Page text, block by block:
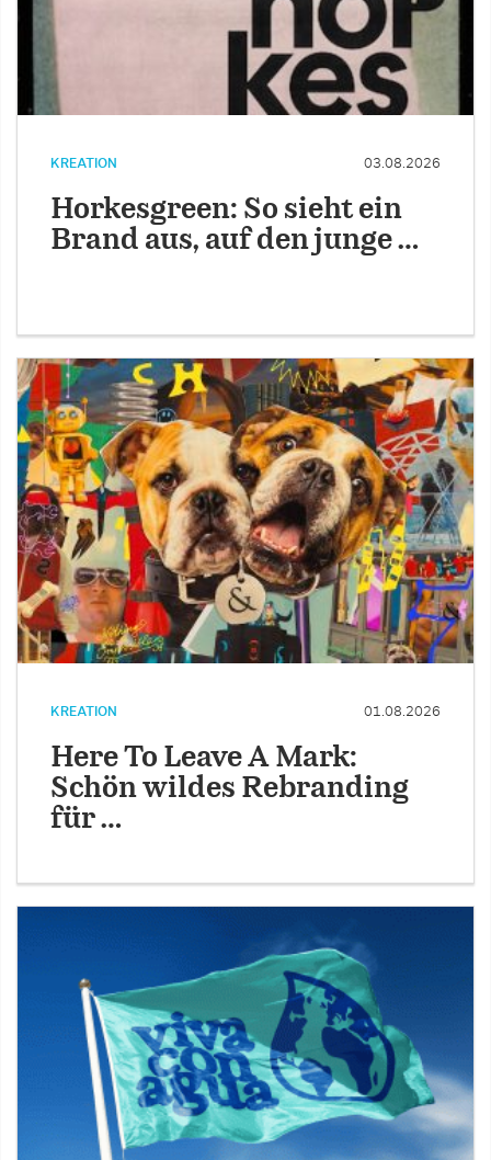
KREATION 03.08.2026
Horkesgreen: So sieht ein
Brand aus, auf den junge …
KREATION 01.08.2026
Here To Leave A Mark:
Schön wildes Rebranding
für …